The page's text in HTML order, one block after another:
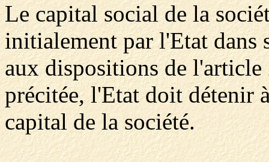
Le capital social de la
initialement par l'Etat dans
aux dispositions de
précitée, l'Etat doit détenir
capital de la société.